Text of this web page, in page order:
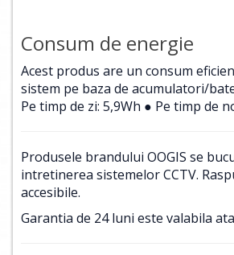
Consum de energie
Acest produs are un consum
sistem pe baza de acumulatori/
Pe timp de zi: 5,9Wh ● Pe timp de
Produsele brandului OOGIS se
intretinerea sistemelor CCTV.
accesibile.
Garantia de 24 luni este valabila